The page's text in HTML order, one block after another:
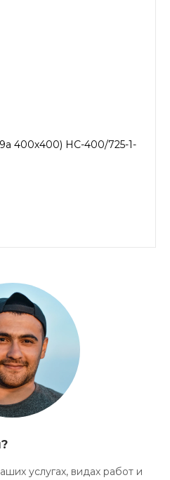
400х400) НС-400/725-1-
услугах, видах работ и